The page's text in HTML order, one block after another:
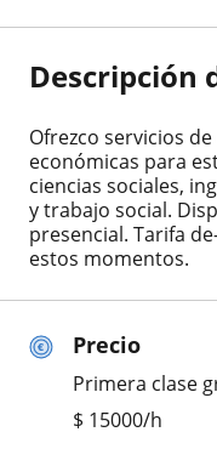
Precio
Primera clase
$ 15000/h
Descripción
Ofrezco servicios
económicas para
ciencias sociales,
y trabajo social.
presencial. Tarifa
estos momentos.